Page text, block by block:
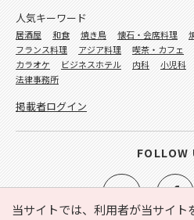
当サイトでは、利用者が当サイ
人気キーワード
居酒屋 和食 焼き鳥 懐石・会席料理
フランス料理
アジア料理 喫茶・カフェ
カラオケ
ビジネスホテル 内科 小児科
法律事務所
掲載者ログイン
FOLLOW